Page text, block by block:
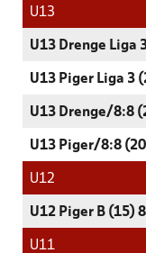
U13
U13 Drenge Liga
U13 Piger Liga 3
U13 Drenge/8:8
U13 Piger/8:8
U12
U12 Piger B (15)
U11